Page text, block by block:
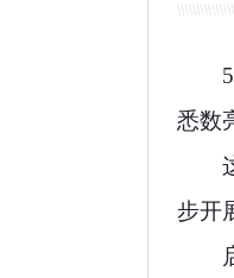
悉数
步开